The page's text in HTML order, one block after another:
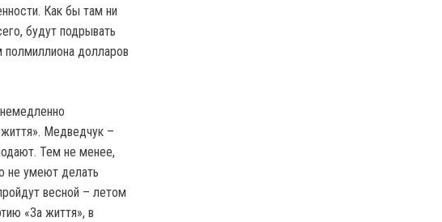
Как бы там ни
будут подрывать
полмиллиона долларов
Медведчук –
Тем не менее,
не умеют делать
весной – летом
«За життя», в